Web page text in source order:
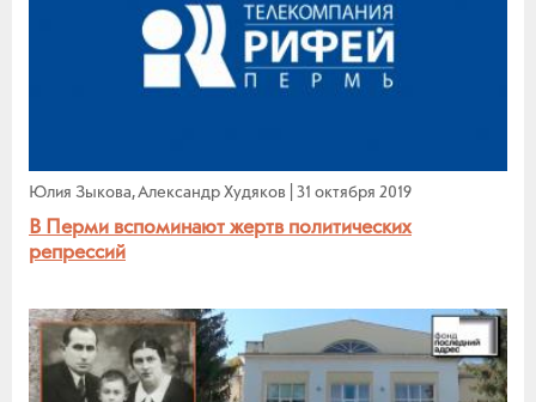
Юлия Зыкова, Александр Худяков 31 октября 2019
В Перми вспоминают жертв политических
репрессий